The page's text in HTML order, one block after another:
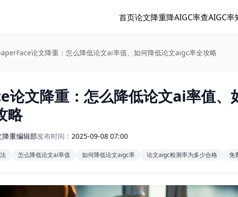
首页论文降重降AIGC率查AIGC率
论文降重：怎么降低论文ai率值、如何降低论文aigc率全攻略
论文降重：怎么降低论文ai率值、
略
重编辑部发布时间： 2025-09-08 07:00
怎么降低论文ai率值 如何降低论文aigc率 论文aigc检测率为多少合格 免